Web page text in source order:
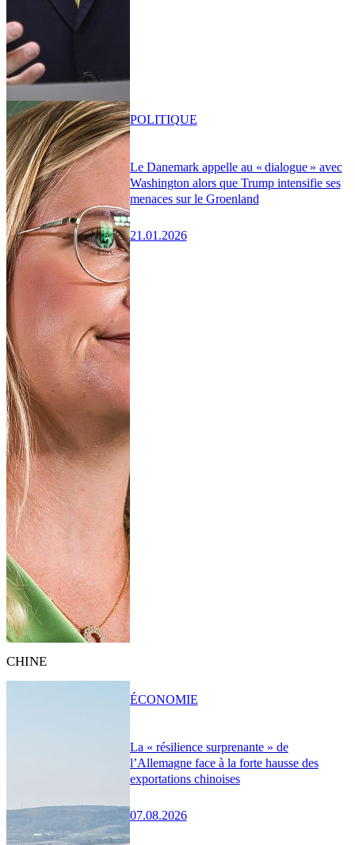
Le Danemark appelle au « dialogue » avec
Washington alors que Trump intensifie ses
menaces sur le Groenland
21.01.2026
POLITIQUE
CHINE
La « résilience surprenante » de
l’Allemagne face à la forte hausse des
exportations chinoises
07.08.2026
ÉCONOMIE